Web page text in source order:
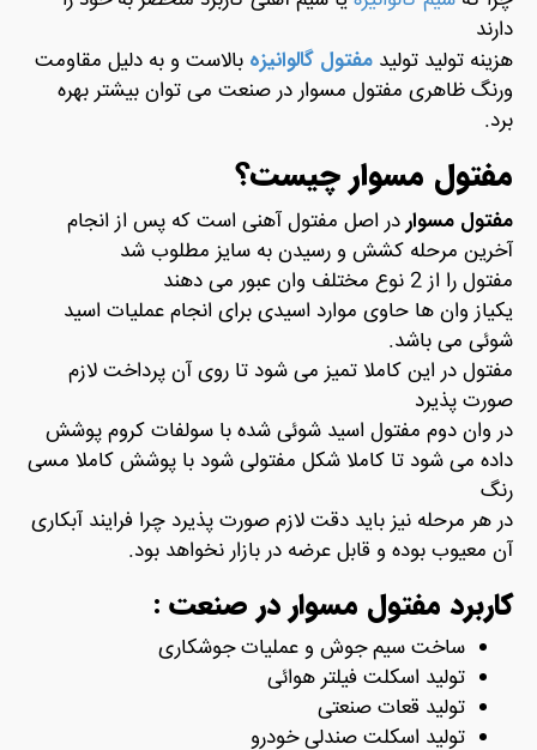
دارند
هزینه تولید تولید مفتول گالوانیزه بالاست و به دلیل مقاومت
ورنگ ظاهری مفتول مسوار در صنعت می توان بیشتر بهره
برد.
مفتول مسوار چیست؟
مفتول مسواردر اصل مفتول آهنی است که پس از انجام
آخرین مرحله کشش و رسیدن به سایز مطلوب شد
مفتول را از 2 نوع مختلف وان عبور می دهند
یکیاز وان ها حاوی موارد اسیدی برای انجام عملیات اسید
شوئی می باشد.
مفتول در این کاملا تمیز می شود تا روی آن پرداخت لازم
صورت پذیرد
در وان دوم مفتول اسید شوئی شده با سولفات کروم پوشش
داده می شود تا کاملا شکل مفتولی شود با پوشش کاملا مسی
رنگ
در هر مرحله نیز باید دقت لازم صورت پذیرد چرا فرایند آبکاری
آن معیوب بوده و قابل عرضه در بازار نخواهد بود.
کاربرد مفتول مسوار در صنعت :
ساخت سیم جوش و عملیات جوشکاری
تولید اسکلت فیلتر هوائی
تولید قعات صنعتی
تولید اسکلت صندلی خودرو